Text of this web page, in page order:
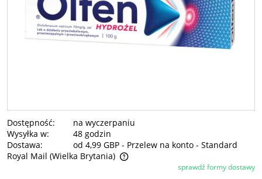
Dostępność:
na wyczerpaniu
Wysyłka w:
48 godzin
Dostawa:
od 4,99 GBP - Przelew na konto - Standard
Royal Mail (Wielka Brytania)
Cena nie zawiera ewentualnych kosztów płatnościsprawdź formy dostawy